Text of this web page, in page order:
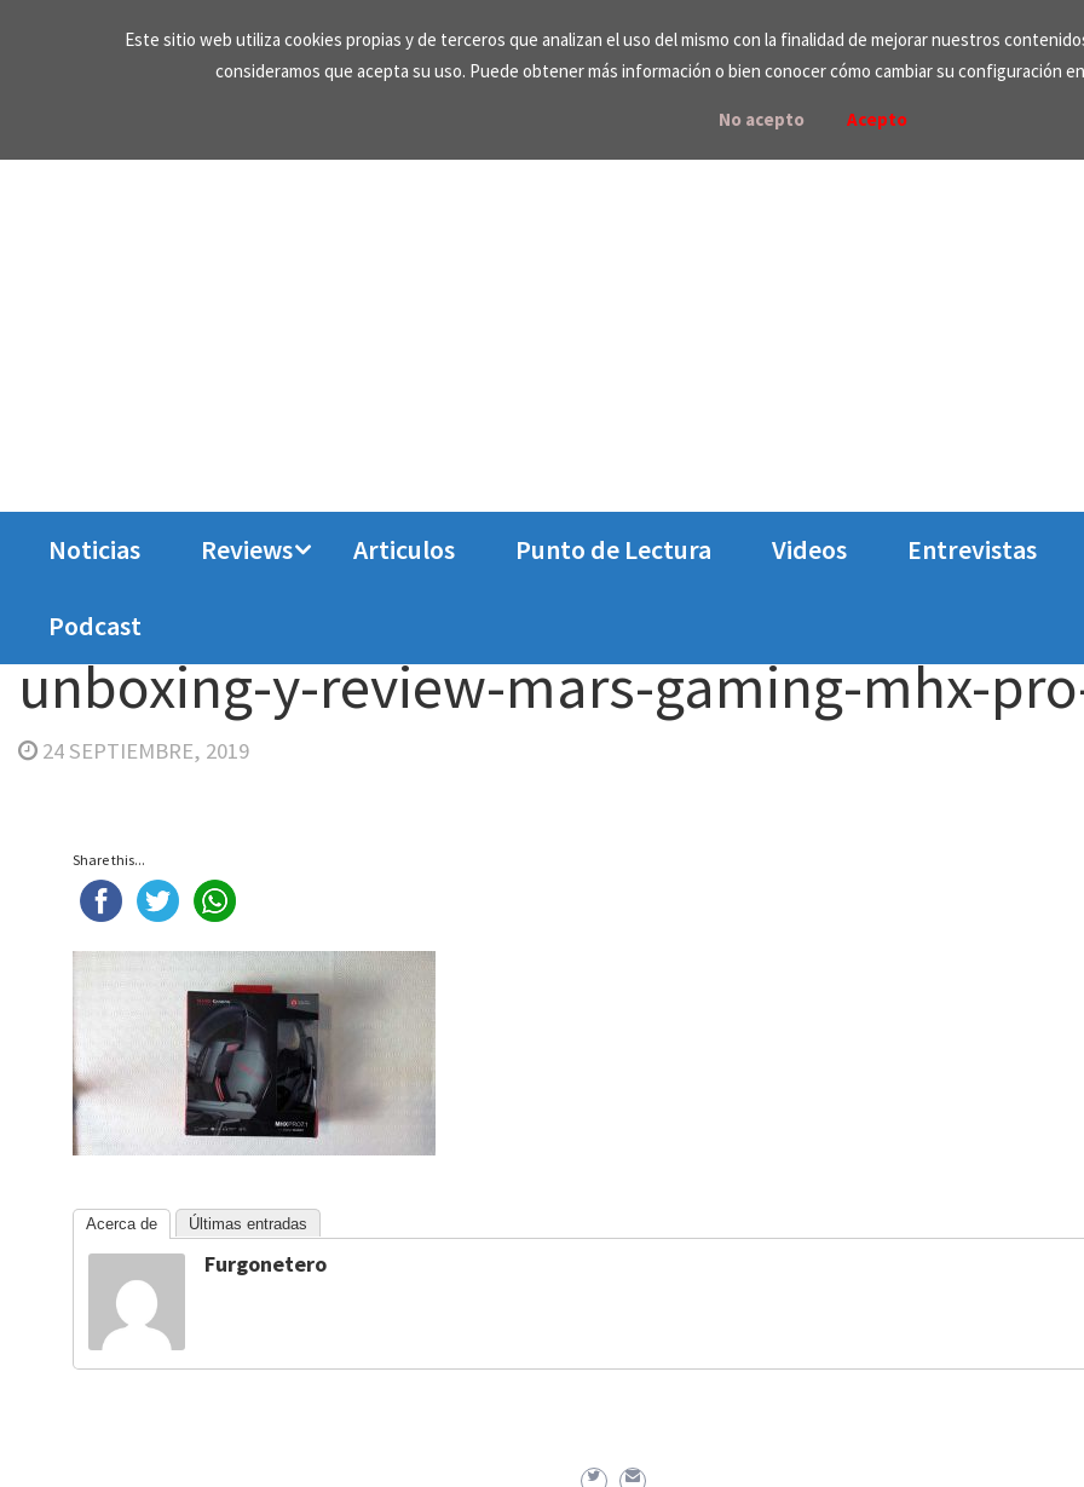
Este sitio web utiliza cookies propias y de terceros que analizan el uso del mismo con la finalidad de mejorar nuestros
consideramos que acepta su uso. Puede obtener más información o bien conocer cómo cambiar su configuración
No acepto Acepto
Noticias Reviews Articulos Punto de Lectura Videos Entrevistas
Podcast
unboxing-y-review-mars-gaming-mhx-
24 SEPTIEMBRE, 2019
Share this...
Acerca de Últimas entradas
Furgonetero